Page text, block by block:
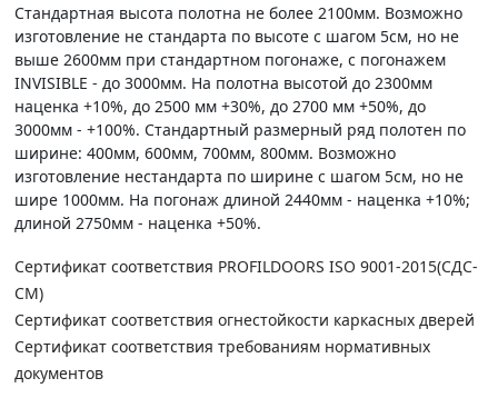
Стандартная высота полотна не более 2100мм. Возможно
изготовление не стандарта по высоте с шагом 5см, но не
выше 2600мм при стандартном погонаже, с погонажем
INVISIBLE - до 3000мм. На полотна высотой до 2300мм
наценка +10%, до 2500 мм +30%, до 2700 мм +50%, до
3000мм - +100%. Стандартный размерный ряд полотен по
ширине: 400мм, 600мм, 700мм, 800мм. Возможно
изготовление нестандарта по ширине с шагом 5см, но не
шире 1000мм. На погонаж длиной 2440мм - наценка +10%;
длиной 2750мм - наценка +50%.
Сертификат соответствия PROFILDOORS ISO 9001-2015(СДС-
СМ)
Сертификат соответствия огнестойкости каркасных дверей
Сертификат соответствия требованиям нормативных
документов